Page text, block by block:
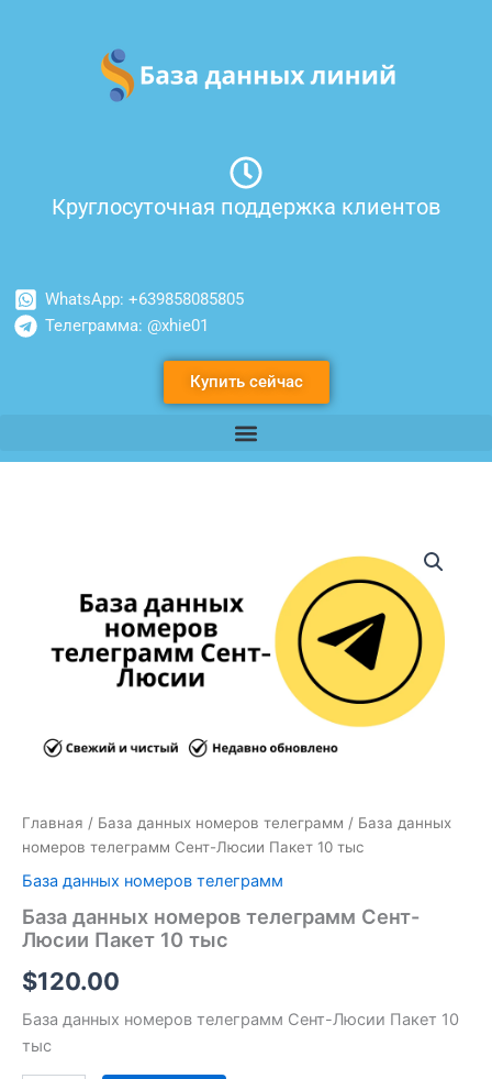
содержимому
Круглосуточная поддержка клиентов
WhatsApp: +639858085805
Телеграмма: @xhie01
Купить сейчас
Главная / База данных номеров телеграмм / База данных
номеров телеграмм Сент-Люсии Пакет 10 тыс
База данных номеров телеграмм
База данных номеров телеграмм Сент-
Люсии Пакет 10 тыс
$120.00
База данных номеров телеграмм Сент-Люсии Пакет 10
тыс
телеграмм
Сент-
тыс